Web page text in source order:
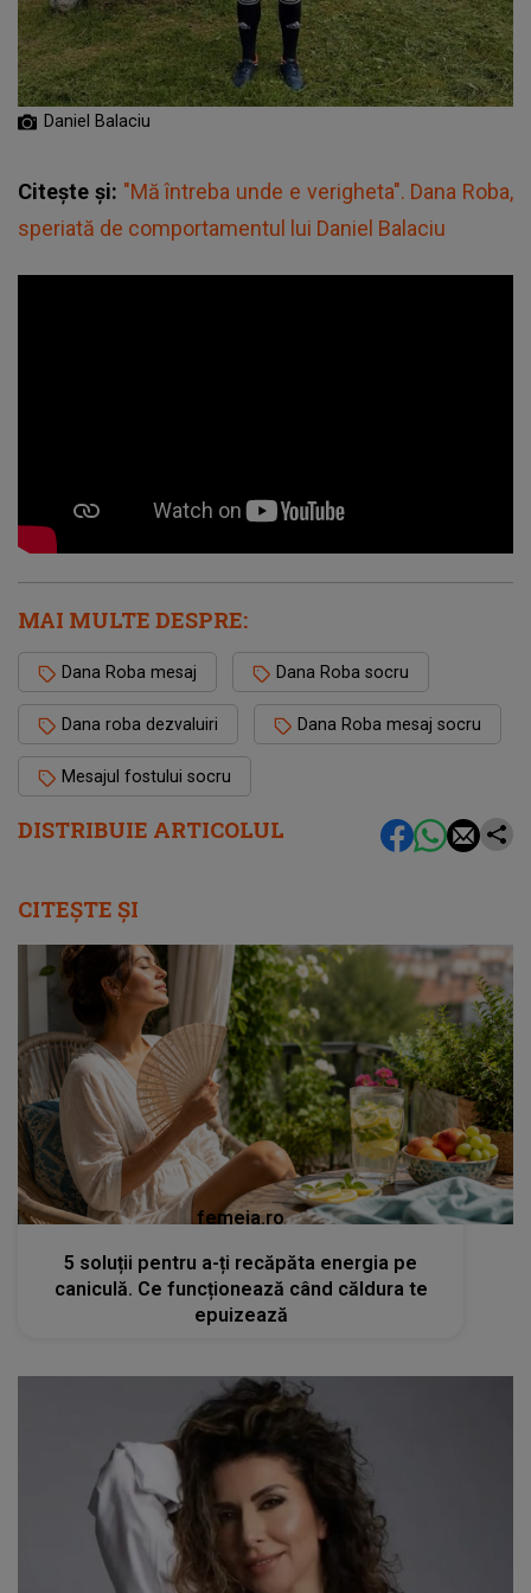
DISTRIBUIE ARTICOLUL
Daniel Balaciu
Citește și: "Mă întreba unde e verigheta". Dana Roba,
speriată de comportamentul lui Daniel Balaciu
MAI MULTE DESPRE:
Dana Roba mesaj Dana Roba socru
Dana roba dezvaluiri Dana Roba mesaj socru
Mesajul fostului socru
CITEȘTE ȘI
femeia.ro
5 soluții pentru a-ți recăpăta energia pe
caniculă. Ce funcționează când căldura te
epuizează